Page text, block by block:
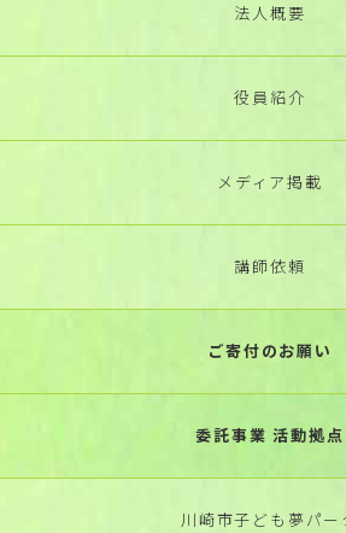
法人概要
役員紹介
メディア掲載
講師依頼
ご寄付のお願い
委託事業 活動拠点
川崎市子ども夢パー